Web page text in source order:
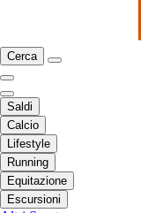
Cerca
Saldi
Calcio
Lifestyle
Running
Equitazione
Escursioni